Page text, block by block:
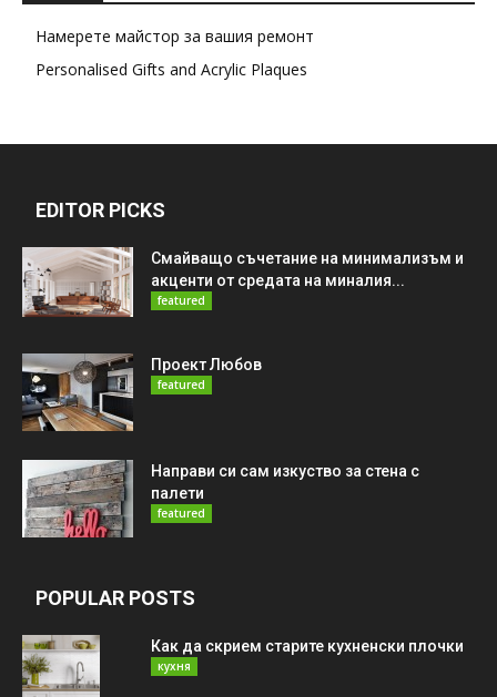
Намерете майстор за вашия ремонт
Personalised Gifts and Acrylic Plaques
EDITOR PICKS
Смайващо съчетание на минимализъм и
акценти от средата на миналия...
featured
Проект Любов
featured
Направи си сам изкуство за стена с
палети
featured
POPULAR POSTS
Как да скрием старите кухненски плочки
кухня